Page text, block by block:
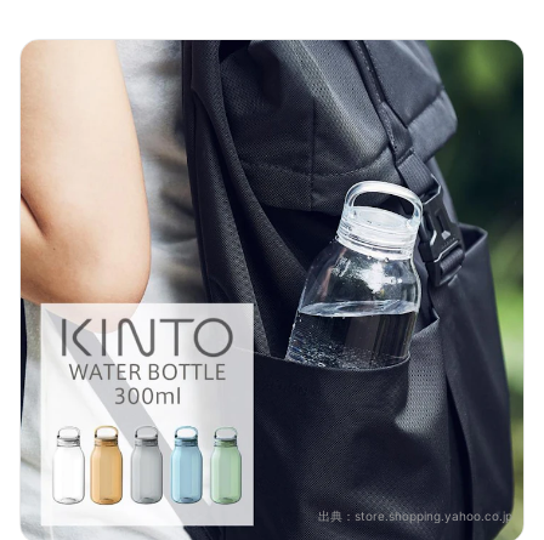
出典：store.shopping.yahoo.co.jp